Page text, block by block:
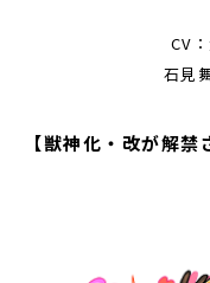
CV
石見
【獣神化・改が解